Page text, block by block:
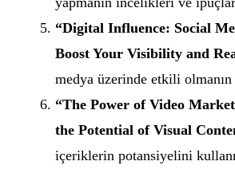
“Digital Influence: Social
Boost Your Visibility and
medya üzerinde etkili olmanın
“The Power of Video
the Potential of Visual
içeriklerin potansiyelini